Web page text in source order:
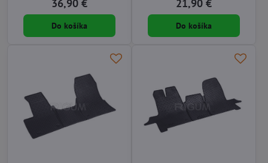
36,90 €
Do košíka
21,90 €
Do košíka